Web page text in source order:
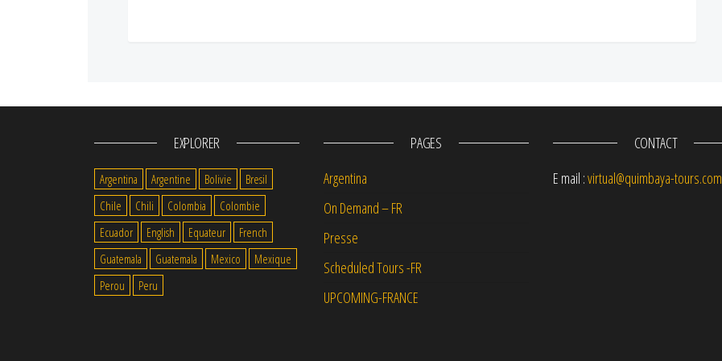
EXPLORER
Argentina Argentine Bolivie
Bresil
Chile
Chili Colombia
Colombie
Ecuador
English Equateur
French
Guatemala
Guatemala Mexico
Mexique
Perou
Peru
PAGES
Argentina
On Demand – FR
Presse
Scheduled Tours -FR
UPCOMING-FRANCE
CONTACT
E mail :virtual@quimbaya-tours.com